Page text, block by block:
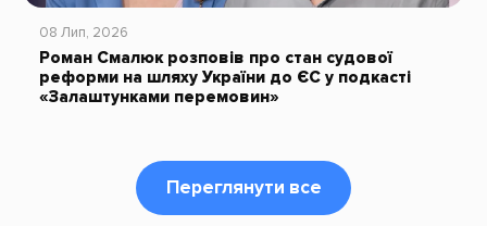
08 Лип, 2026
Роман Смалюк розповів про стан судової
реформи на шляху України до ЄС у подкасті
«Залаштунками перемовин»
Переглянути все